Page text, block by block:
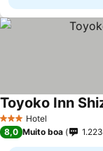
3 EstrelasHotel
Toyoko Inn
8,0 Muito boa 1.223